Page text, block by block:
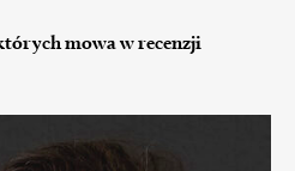
mowa w recenzji